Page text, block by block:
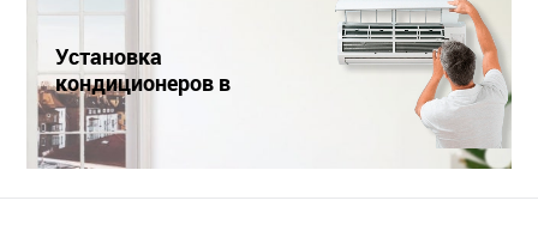
Установка
кондиционеров в
Краснодаре